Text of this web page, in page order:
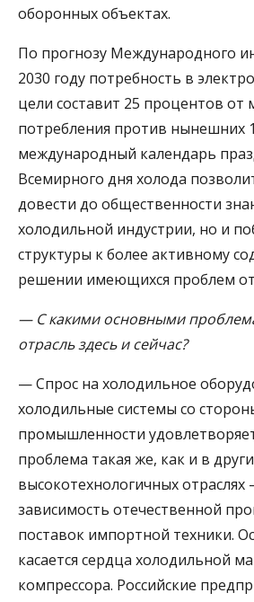
оборонных объектах.
По прогнозу Международного
2030 году потребность в
цели составит 25 процентов от
потребления против нынешних
международный календарь
Всемирного дня холода
довести до общественности
холодильной индустрии, но и
структуры к более активному
решении имеющихся проблем
— С какими основными
отрасль здесь и сейчас?
— Спрос на холодильное
холодильные системы со
промышленности
проблема такая же, как и в
высокотехнологичных
зависимость отечественной
поставок импортной техники.
касается сердца холодильной
компрессора. Российские